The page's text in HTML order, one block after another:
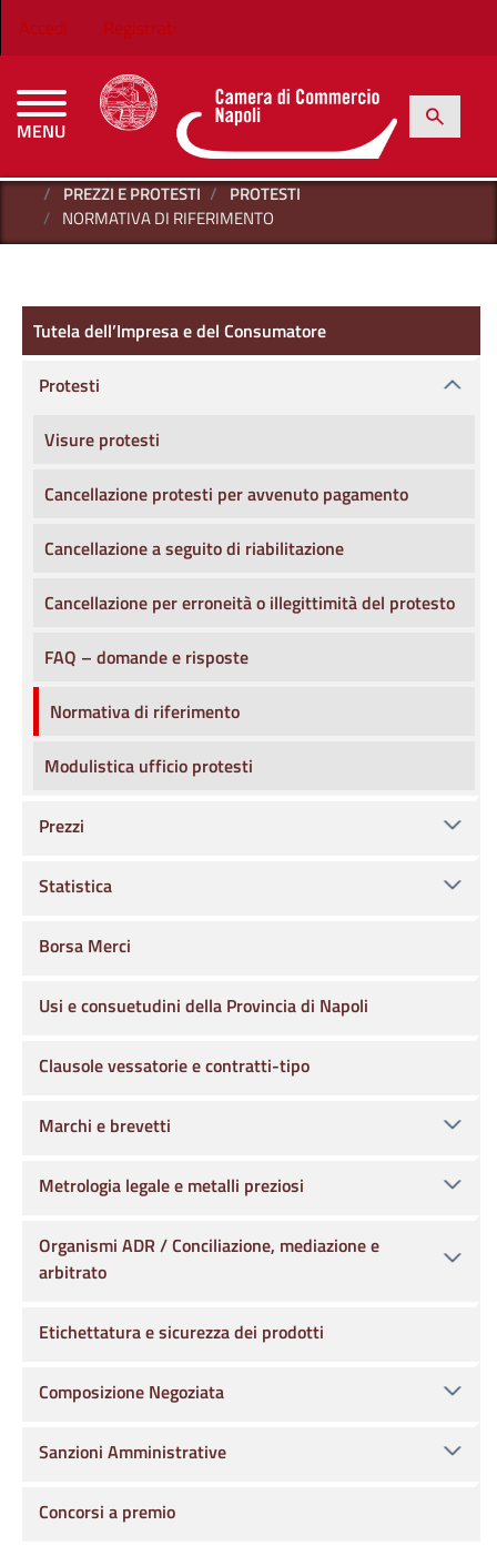
Menu profilo utente
Accedi Registrati
MENU
CAMERE DI COMMERCIO D'ITALIA
Cerca
h
PREZZI E PROTESTI
PROTESTI
NORMATIVA DI RIFERIMENTO
Tutela dell’Impresa e del Consumatore
Tutela dell’Impresa e del Consumatore
Protesti
Visure protesti
Cancellazione protesti per avvenuto pagamento
Cancellazione a seguito di riabilitazione
Cancellazione per erroneità o illegittimità del protesto
FAQ – domande e risposte
Normativa di riferimento
Modulistica ufficio protesti
Prezzi
Statistica
Borsa Merci
Usi e consuetudini della Provincia di Napoli
Clausole vessatorie e contratti-tipo
Marchi e brevetti
Metrologia legale e metalli preziosi
Organismi ADR / Conciliazione, mediazione e
arbitrato
Etichettatura e sicurezza dei prodotti
Composizione Negoziata
Sanzioni Amministrative
Concorsi a premio